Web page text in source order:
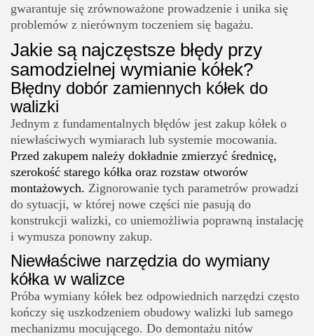
gwarantuje się zrównoważone prowadzenie i unika się
problemów z nierównym toczeniem się bagażu.
Jakie są najczęstsze błędy przy
samodzielnej wymianie kółek?
Błędny dobór zamiennych kółek do
walizki
Jednym z fundamentalnych błędów jest zakup kółek o
niewłaściwych wymiarach lub systemie mocowania.
Przed zakupem należy dokładnie zmierzyć średnicę,
szerokość starego kółka oraz rozstaw otworów
montażowych. Zignorowanie tych parametrów prowadzi
do sytuacji, w której nowe części nie pasują do
konstrukcji walizki, co uniemożliwia poprawną instalację
i wymusza ponowny zakup.
Niewłaściwe narzędzia do wymiany
kółka w walizce
Próba wymiany kółek bez odpowiednich narzędzi często
kończy się uszkodzeniem obudowy walizki lub samego
mechanizmu mocującego. Do demontażu nitów